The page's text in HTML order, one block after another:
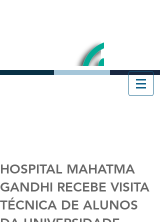
HOSPITAL MAHATMA
GANDHI RECEBE VISITA
TÉCNICA DE ALUNOS